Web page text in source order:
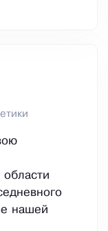
области
нашей